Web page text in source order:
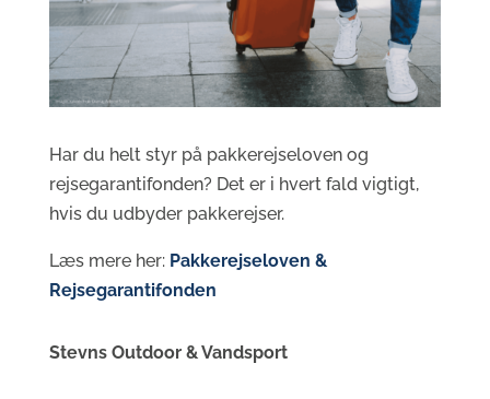
Har du helt styr på pakkerejseloven og
rejsegarantifonden? Det er i hvert fald vigtigt,
hvis du udbyder pakkerejser.
Læs mere her: Pakkerejseloven &
Rejsegarantifonden
Stevns Outdoor & Vandsport